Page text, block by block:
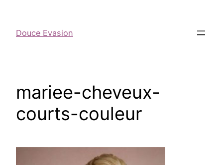
Douce Evasion
mariee-cheveux-
courts-couleur